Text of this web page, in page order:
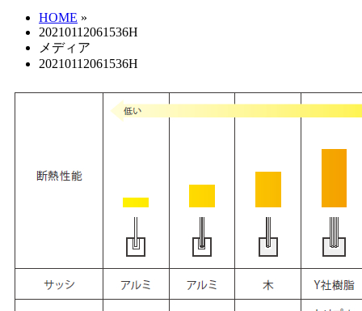
HOME »
20210112061536H
メディア
20210112061536H